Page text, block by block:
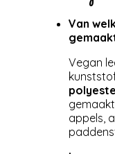
Van
Vegan
appels,